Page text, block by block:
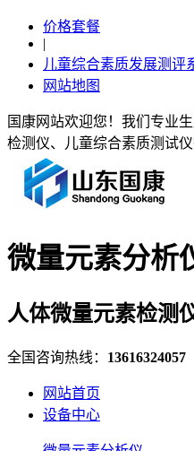
价格套餐
|
儿童综合素质发展测评
网站地图
国康网站欢迎您！我们专业
检测仪、儿童综合素质测试
微量元素分析
人体微量元素检测
全国咨询热线： 13616324057
网站首页
设备中心